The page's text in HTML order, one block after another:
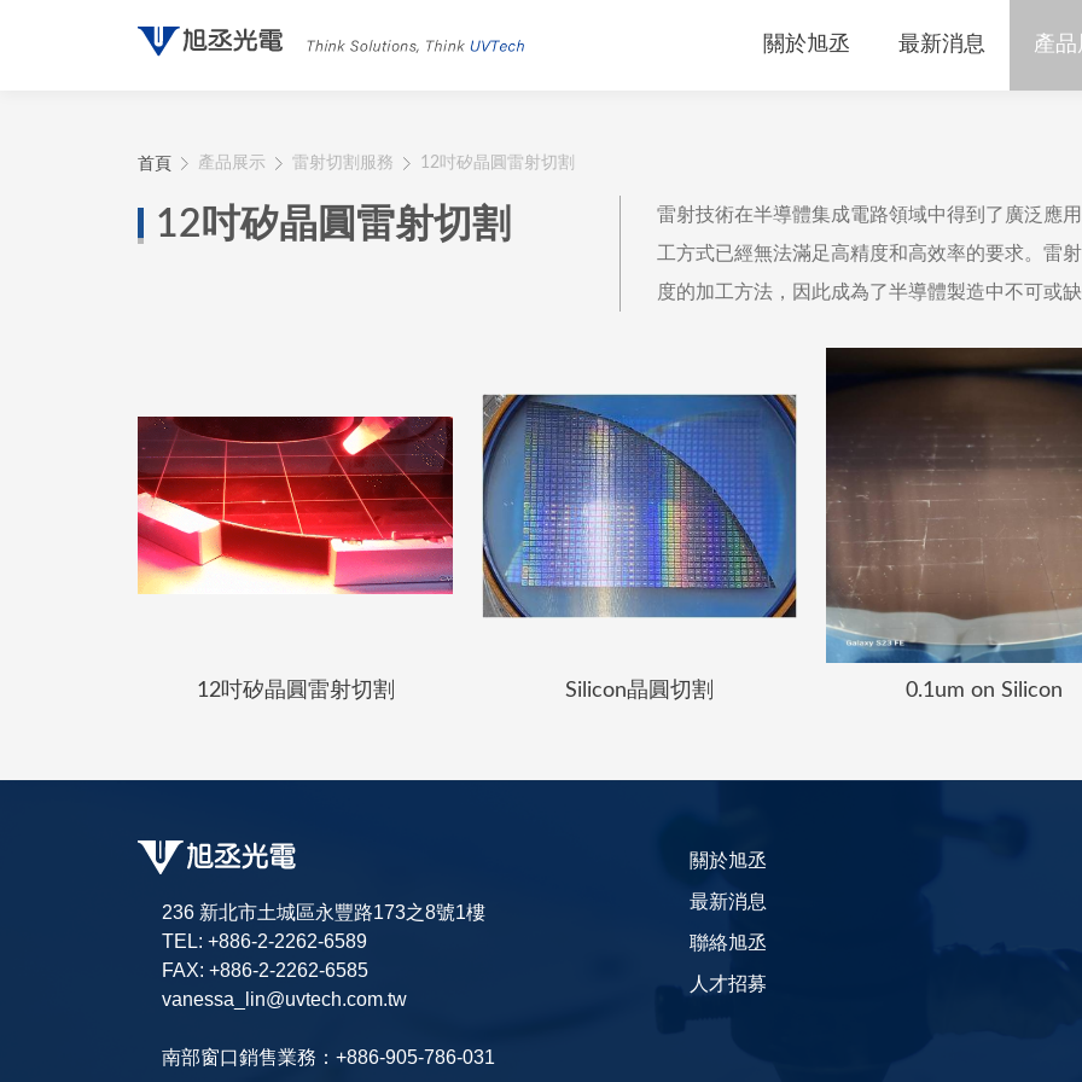
關於旭丞 最新消息 產品
首頁 產品展示 雷射切割服務 12吋矽晶圓雷射切割
12吋矽晶圓雷射切割
雷射技術在半導體集成電路領域中得到了廣泛應
工方式已經無法滿足高精度和高效率的要求。雷
度的加工方法，因此成為了半導體製造中不可或
12吋矽晶圓雷射切割 Silicon晶圓切割 0.1um on Silicon
236 新北市土城區永豐路173之8號1樓
TEL: +886-2-2262-6589
FAX: +886-2-2262-6585
vanessa_lin@uvtech.com.tw
南部窗口銷售業務：+886-905-786-031
關於旭丞
最新消息
聯絡旭丞
人才招募